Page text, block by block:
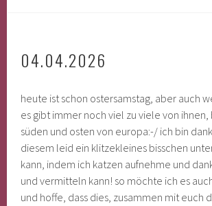
04.04.2026
heute ist schon ostersamstag, aber auch
es gibt immer noch viel zu viele von
süden und osten von europa:-/ ich bin
diesem leid ein klitzekleines bisschen
kann, indem ich katzen aufnehme und
und vermitteln kann! so möchte ich es
und hoffe, dass dies, zusammen mit euch